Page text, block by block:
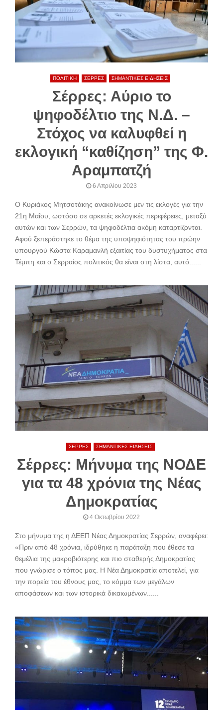
ΠΟΛΙΤΙΚΗ ΣΕΡΡΕΣ ΣΗΜΑΝΤΙΚΕΣ ΕΙΔΗΣΕΙΣ
Σέρρες: Αύριο το
ψηφοδέλτιο της Ν.Δ. –
Στόχος να καλυφθεί η
εκλογική “καθίζηση” της Φ.
Αραμπατζή
6 Απριλίου 2023
Ο Κυριάκος Μητσοτάκης ανακοίνωσε μεν τις εκλογές για την
21η Μαΐου, ωστόσο σε αρκετές εκλογικές περιφέρειες, μεταξύ
αυτών και των Σερρών, τα ψηφοδέλτια ακόμη καταρτίζονται.
Αφού ξεπεράστηκε το θέμα της υποψηφιότητας του πρώην
υπουργού Κώστα Καραμανλή εξαιτίας του δυστυχήματος στα
Τέμπη και ο Σερραίος πολιτικός θα είναι στη λίστα, αυτό......
ΣΕΡΡΕΣ ΣΗΜΑΝΤΙΚΕΣ ΕΙΔΗΣΕΙΣ
Σέρρες: Μήνυμα της ΝΟΔΕ
για τα 48 χρόνια της Νέας
Δημοκρατίας
4 Οκτωβρίου 2022
Στο μήνυμα της η ΔΕΕΠ Νέας Δημοκρατίας Σερρών, αναφέρει:
«Πριν από 48 χρόνια, ιδρύθηκε η παράταξη που έθεσε τα
θεμέλια της μακροβιότερης και πιο σταθερής Δημοκρατίας
που γνώρισε ο τόπος μας. Η Νέα Δημοκρατία αποτελεί, για
την πορεία του έθνους μας, το κόμμα των μεγάλων
αποφάσεων και των ιστορικά δικαιωμένων......